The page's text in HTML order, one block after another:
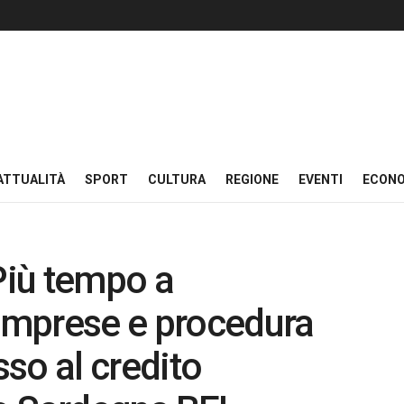
SPORT CULTURA REGIONE EVENTI
tempo a
e procedura
al credito